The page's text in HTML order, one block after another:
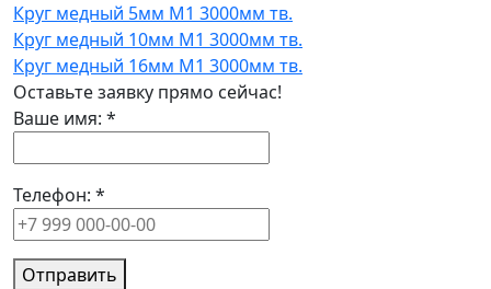
Круг медный 5мм М1 3000мм тв.
Круг медный 10мм М1 3000мм тв.
Круг медный 16мм М1 3000мм тв.
Оставьте заявку прямо сейчас!
Ваше имя: *
Телефон: *
Отправить